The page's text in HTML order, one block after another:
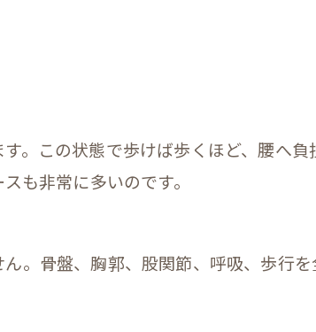
。この状態で歩けば歩くほど、腰へ負
も非常に多いのです。
。骨盤、胸郭、股関節、呼吸、歩行